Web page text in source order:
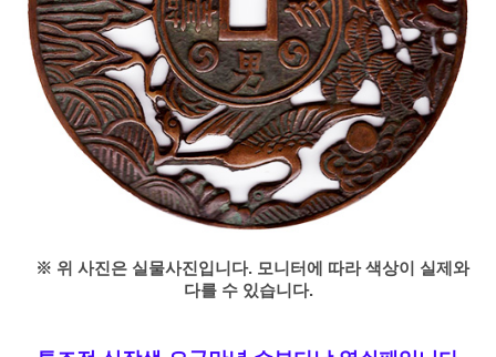
※ 위 사진은 실물사진입니다. 모니터에 따라 색상이 실제와
다를 수 있습니다.